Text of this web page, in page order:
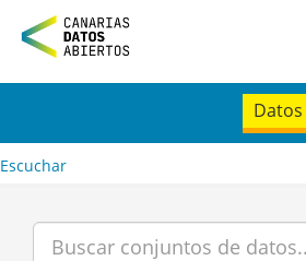
n
t
Datos
Escuchar